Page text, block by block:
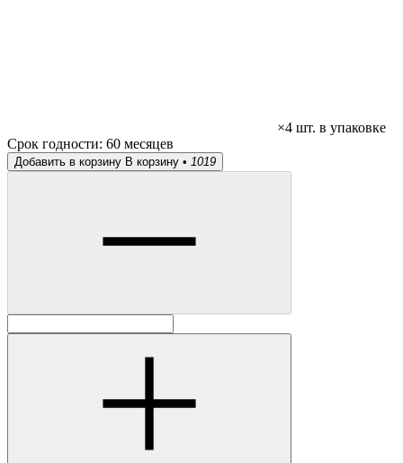
×4 шт. в упаковке
Срок годности: 60 месяцев
Добавить в корзину В корзину • 1019